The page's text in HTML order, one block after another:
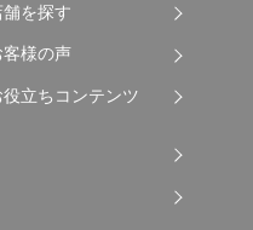
舗を探す
客様の声
役立ちコンテンツ